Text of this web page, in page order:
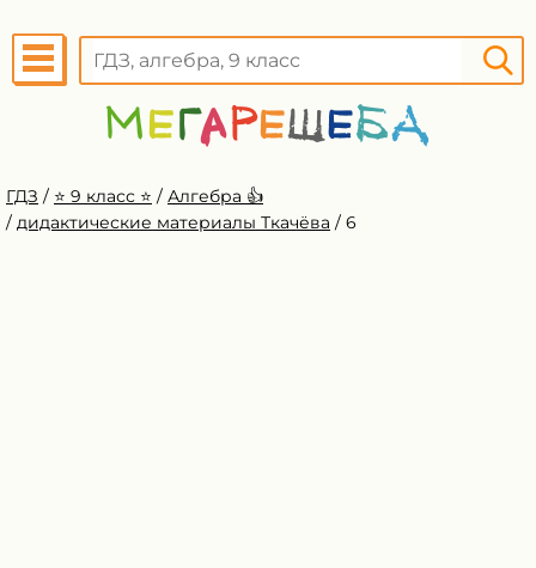
ГДЗ / ⭐️ 9 класс ⭐️ / Алгебра 👍
/ дидактические материалы Ткачёва / 6